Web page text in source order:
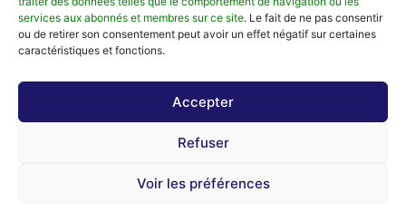
services aux abonnés et membres sur ce site. Le fait de ne pas consentir
ou de retirer son consentement peut avoir un effet négatif sur certaines
caractéristiques et fonctions.
Accepter
Refuser
Voir les préférences
Média Kit 2026
Abonnez-vous à la newsletter de Forbes Afrique et recevez
régulièrement nos meilleurs articles